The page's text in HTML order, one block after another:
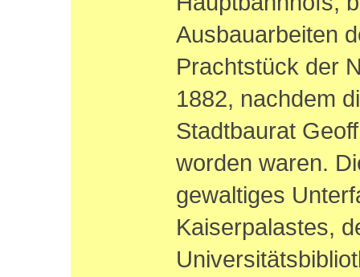
Ausbauarbeiten
Prachtstück der
1882, nachdem
Stadtbaurat
worden waren.
gewaltiges
Kaiserpalastes,